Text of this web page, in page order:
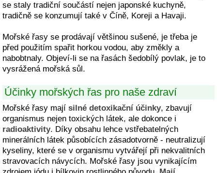
se staly tradiční součástí nejen japonské kuchyně,
tradičně se konzumují také v Číně, Koreji a Havaji.
Mořské řasy se prodávají většinou sušené, je třeba je
před použitím spařit horkou vodou, aby změkly a
nabobtnaly. Objeví-li se na řasách šedobílý povlak, je to
vysrážená mořská sůl.
Účinky mořských řas pro naše zdraví
Mořské řasy mají silné detoxikační účinky, zbavují
organismus nejen toxických látek, ale dokonce i
radioaktivity. Díky obsahu lehce vstřebatelných
minerálních látek působících zásadotvorně - neutralizují
kyseliny, které se v organismu vytvářejí při nekvalitních
stravovacích návycích. Mořské řasy jsou vynikajícím